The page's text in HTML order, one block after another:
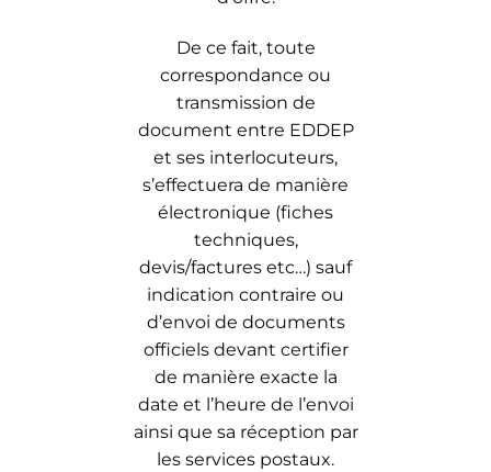
De ce fait, toute
correspondance ou
transmission de
document entre EDDEP
et ses interlocuteurs,
s’effectuera de manière
électronique (fiches
techniques,
devis/factures etc…) sauf
indication contraire ou
d’envoi de documents
officiels devant certifier
de manière exacte la
date et l’heure de l’envoi
ainsi que sa réception par
les services postaux.